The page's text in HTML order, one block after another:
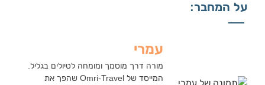
על המחבר:
עמרי
מורה דרך מוסמך ומומחה לטיולים בגליל.
המייסד של Omri-Travel שהפך את